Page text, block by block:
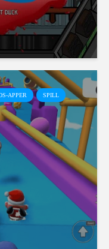
APPER SPILL